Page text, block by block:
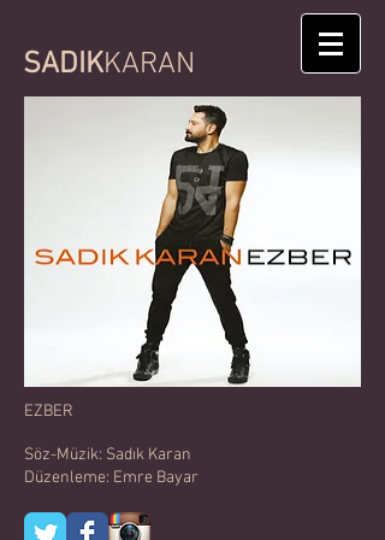
SADIKKARAN
EZBER
Söz-Müzik: Sadık Karan
Düzenleme: Emre Bayar